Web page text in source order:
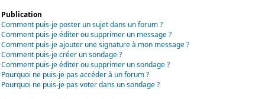
Publication
Comment puis-je poster un sujet dans un forum ?
Comment puis-je éditer ou supprimer un message ?
Comment puis-je ajouter une signature à mon message ?
Comment puis-je créer un sondage ?
Comment puis-je éditer ou supprimer un sondage ?
Pourquoi ne puis-je pas accéder à un forum ?
Pourquoi ne puis-je pas voter dans un sondage ?